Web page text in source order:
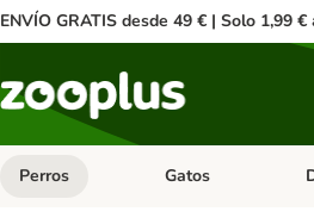
ENVÍO GRATIS desde 49 € | Solo 1,99
Perros Menú de categoria
Gatos